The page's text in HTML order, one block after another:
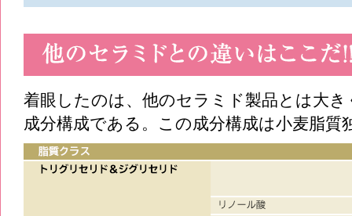
着眼したのは、他のセラミド製品とは大
成分構成である。この成分構成は小麦脂質